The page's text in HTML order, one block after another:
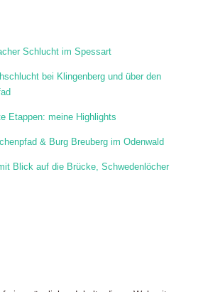
Schlucht im Spessart
bei Klingenberg und über den
Etappen: meine Highlights
& Burg Breuberg im Odenwald
Blick auf die Brücke, Schwedenlöcher